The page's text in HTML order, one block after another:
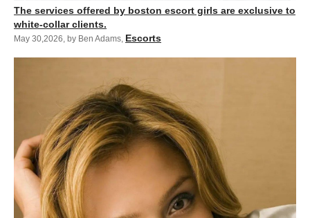
The services offered by boston escort girls are exclusive to
white-collar clients.
May 30,2026, by Ben Adams, Escorts